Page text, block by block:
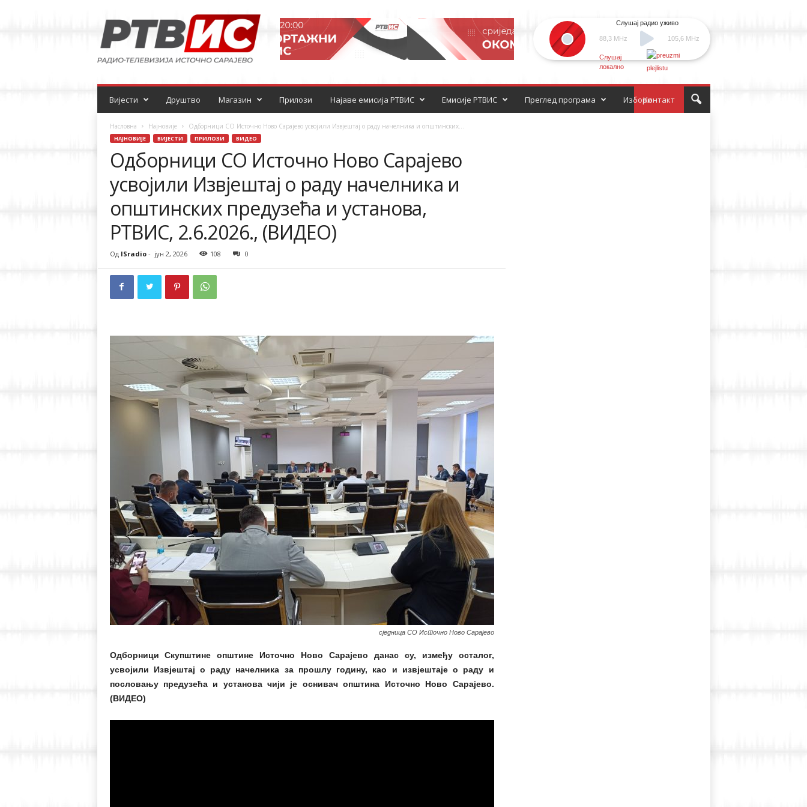
и
о
т
л
88,3 MHz
Слушај радио уживо
105,6 MHz
Слушај
локално
Вијести Друштво Магазин Прилози Најаве емисија РТВИС Емисије РТВИС Контакт
Преглед програма Избори
Насловна Најновије Одборници СО Источно Ново Сарајево усвојили Извјештај о раду начелника и општинских...
НАЈНОВИЈЕ ВИЈЕСТИ ПРИЛОЗИ ВИДЕО
Одборници СО Источно Ново Сарајево
усвојили Извјештај о раду начелника и
општинских предузећа и установа,
РТВИС, 2.6.2026., (ВИДЕО)
Од ISradio- јун 2, 2026 108 0
сједница СО Источно Ново Сарајево
Одборници Скупштине општине Источно Ново Сарајево данас су, између осталог,
усвојили Извјештај о раду начелника за прошлу годину, као и извјештаје о раду и
пословању предузећа и установа чији је оснивач општина Источно Ново Сарајево.
(ВИДЕО)